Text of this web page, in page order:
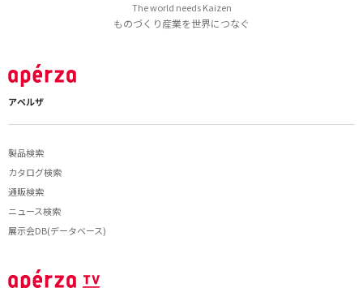
The world needs Kaizen
ものづくり産業を世界につなぐ
アペルザ
製品検索
カタログ検索
通販検索
ニュース検索
展示会DB(データベース)